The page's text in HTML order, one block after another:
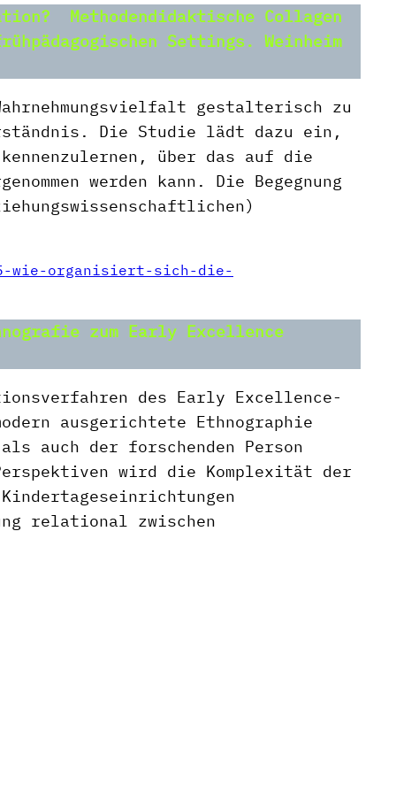
Methodendidaktische Collagen
Settings. Weinheim
gestalterisch zu
Die Studie lädt dazu ein,
über das auf die
werden kann. Die Begegnung
wie-organisiert-sich-die-
zum Early Excellence
des Early Excellence-
ausgerichtete Ethnographie
auch der forschenden Person
wird die Komplexität der
relational zwischen